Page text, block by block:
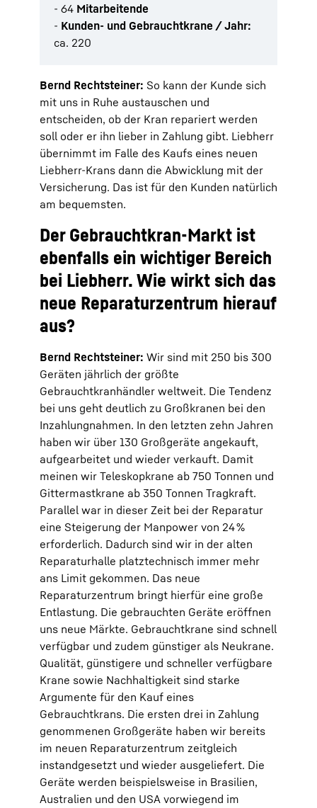
- 64 Mitarbeitende
- Kunden- und Gebrauchtkrane / Jahr:
ca. 220
Bernd Rechtsteiner: So kann der Kunde sich
mit uns in Ruhe austauschen und
entscheiden, ob der Kran repariert werden
soll oder er ihn lieber in Zahlung gibt. Liebherr
übernimmt im Falle des Kaufs eines neuen
Liebherr-Krans dann die Abwicklung mit der
Versicherung. Das ist für den Kunden natürlich
am bequemsten.
Der Gebrauchtkran-Markt ist
ebenfalls ein wichtiger Bereich
bei Liebherr. Wie wirkt sich das
neue Reparaturzentrum hierauf
aus?
Bernd Rechtsteiner: Wir sind mit 250 bis 300
Geräten jährlich der größte
Gebrauchtkranhändler weltweit. Die Tendenz
bei uns geht deutlich zu Großkranen bei den
Inzahlungnahmen. In den letzten zehn Jahren
haben wir über 130 Großgeräte angekauft,
aufgearbeitet und wieder verkauft. Damit
meinen wir Teleskopkrane ab 750 Tonnen und
Gittermastkrane ab 350 Tonnen Tragkraft.
Parallel war in dieser Zeit bei der Reparatur
eine Steigerung der Manpower von 24 %
erforderlich. Dadurch sind wir in der alten
Reparaturhalle platztechnisch immer mehr
ans Limit gekommen. Das neue
Reparaturzentrum bringt hierfür eine große
Entlastung. Die gebrauchten Geräte eröffnen
uns neue Märkte. Gebrauchtkrane sind schnell
verfügbar und zudem günstiger als Neukrane.
Qualität, günstigere und schneller verfügbare
Krane sowie Nachhaltigkeit sind starke
Argumente für den Kauf eines
Gebrauchtkrans. Die ersten drei in Zahlung
genommenen Großgeräte haben wir bereits
im neuen Reparaturzentrum zeitgleich
instandgesetzt und wieder ausgeliefert. Die
Geräte werden beispielsweise in Brasilien,
Australien und den USA vorwiegend im